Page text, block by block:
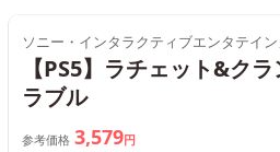
ソニー・インタラクティブエンタテイン
【PS5】ラチェット&ク
ラブル
参考価格 3,579円